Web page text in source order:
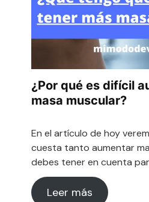
¿Por qué es difícil
masa muscular?
En el artículo de hoy
cuesta tanto aumentar
debes tener en cuenta
Leer más